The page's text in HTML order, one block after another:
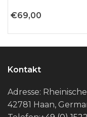
€69,00
Kontakt
Adresse:
42781 Haan,